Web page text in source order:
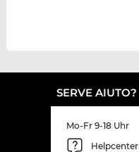
SERVE AIUTO?
Mo-Fr 9-18 Uhr
Helpcenter